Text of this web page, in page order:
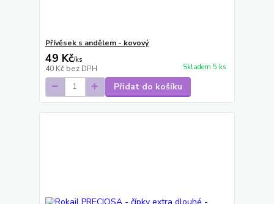
Přívěsek s andělem - kovový
49 Kč/ks
40 Kč bez DPH Skladem 5 ks
Přidat do košíku